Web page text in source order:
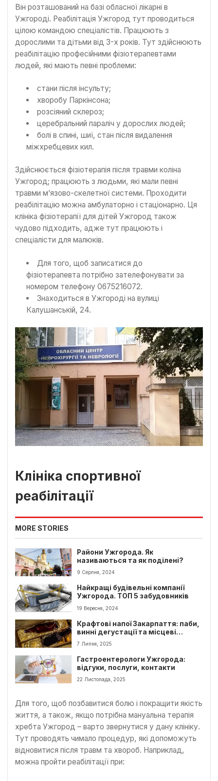
Він розташований на базі обласної лікарні в
Ужгороді. Реабілітація Ужгород тут проводиться
цілою командою спеціалістів. Працюють з
дорослими та дітьми від 3-х років. Тут здійснюють
реабілітацію професійними фізіотерапевтами
людей, які мають певні проблеми:
стани після інсульту;
хворобу Паркінсона;
розсіяний склероз;
церебральний параліч у дорослих людей;
болі в спині, шиї, стан після видалення
міжхребцевих кил.
Здійснюється фізіотерапія після травми коліна
Ужгород; працюють з людьми, які мали певні
травми м’язово-скелетної системи. Проходити
реабілітацію можна амбулаторно і стаціонарно. Ця
клініка фізіотерапії для дітей Ужгород також
чудово підходить, адже тут працюють і
спеціалісти для малюків.
Для того, щоб записатися до
фізіотерапевта потрібно зателефонувати за
номером телефону 0675216072.
Знаходиться в Ужгороді на вулиці
Калушанській, 24.
Клініка спортивної
реабілітації
MORE STORIES
Райони Ужгорода. Як
називаються та як поділені?
9 Серпня, 2024
Найкращі будівельні компанії
Ужгорода. ТОП 5 забудовників
19 Вересня, 2024
Крафтові напої Закарпаття: паби,
винні дегустації та місцеві
виробники
7 Липня, 2025
Гастроентерологи Ужгорода:
відгуки, послуги, контакти
22 Листопада, 2025
Для того, щоб позбавитися болю і покращити якість
життя, а також, якщо потрібна мануальна терапія
хребта Ужгород – варто звернутися у дану клініку.
Тут проводять чимало процедур, які допоможуть
відновитися після травм та хвороб. Наприклад,
можна пройти реабілітації при: